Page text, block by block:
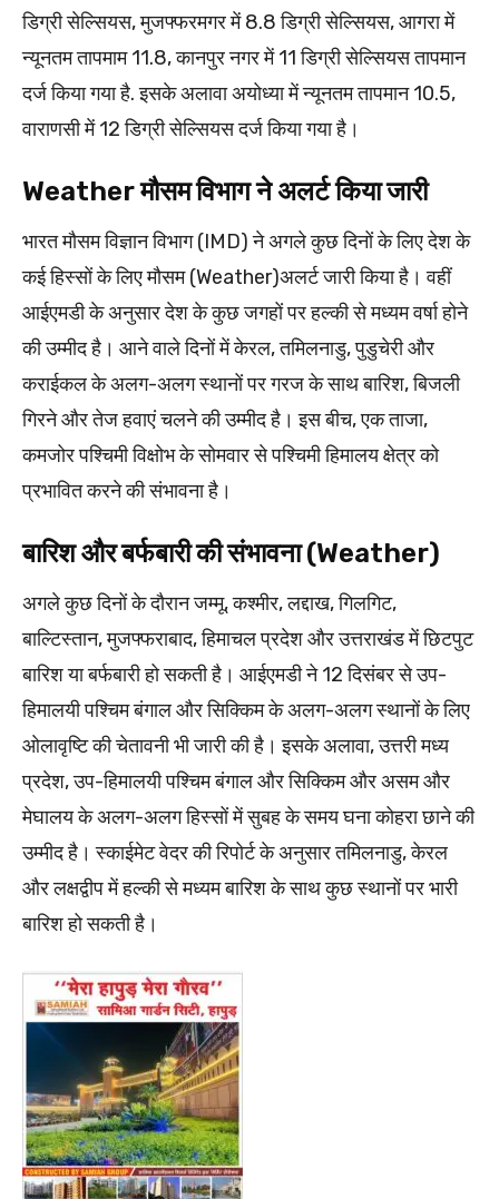
डिग्री सेल्सियस, मुजफ्फरमगर में 8.8 डिग्री सेल्सियस, आगरा में
न्यूनतम तापमाम 11.8, कानपुर नगर में 11 डिग्री सेल्सियस तापमान
दर्ज किया गया है. इसके अलावा अयोध्या में न्यूनतम तापमान 10.5,
वाराणसी में 12 डिग्री सेल्सियस दर्ज किया गया है।
Weather मौसम विभाग ने अलर्ट किया जारी
भारत मौसम विज्ञान विभाग (IMD) ने अगले कुछ दिनों के लिए देश के
कई हिस्सों के लिए मौसम (Weather)अलर्ट जारी किया है। वहीं
आईएमडी के अनुसार देश के कुछ जगहों पर हल्की से मध्यम वर्षा होने
की उम्मीद है। आने वाले दिनों में केरल, तमिलनाडु, पुडुचेरी और
कराईकल के अलग-अलग स्थानों पर गरज के साथ बारिश, बिजली
गिरने और तेज हवाएं चलने की उम्मीद है। इस बीच, एक ताजा,
कमजोर पश्चिमी विक्षोभ के सोमवार से पश्चिमी हिमालय क्षेत्र को
प्रभावित करने की संभावना है।
बारिश और बर्फबारी की संभावना (Weather)
अगले कुछ दिनों के दौरान जम्मू, कश्मीर, लद्दाख, गिलगिट,
बाल्टिस्तान, मुजफ्फराबाद, हिमाचल प्रदेश और उत्तराखंड में छिटपुट
बारिश या बर्फबारी हो सकती है। आईएमडी ने 12 दिसंबर से उप-
हिमालयी पश्चिम बंगाल और सिक्किम के अलग-अलग स्थानों के लिए
ओलावृष्टि की चेतावनी भी जारी की है। इसके अलावा, उत्तरी मध्य
प्रदेश, उप-हिमालयी पश्चिम बंगाल और सिक्किम और असम और
मेघालय के अलग-अलग हिस्सों में सुबह के समय घना कोहरा छाने की
उम्मीद है। स्काईमेट वेदर की रिपोर्ट के अनुसार तमिलनाडु, केरल
और लक्षद्वीप में हल्की से मध्यम बारिश के साथ कुछ स्थानों पर भारी
बारिश हो सकती है।